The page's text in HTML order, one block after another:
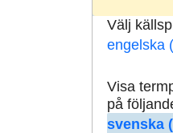
Välj
engelska
Visa
på
svenska